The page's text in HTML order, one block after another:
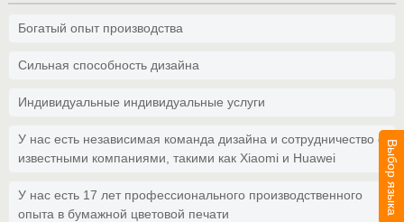
Богатый опыт производства
Сильная способность дизайна
Индивидуальные индивидуальные услуги
У нас есть независимая команда дизайна и сотрудничество с
известными компаниями, такими как Xiaomi и Huawei
У нас есть 17 лет профессионального производственного
опыта в бумажной цветовой печати
Выбор языка